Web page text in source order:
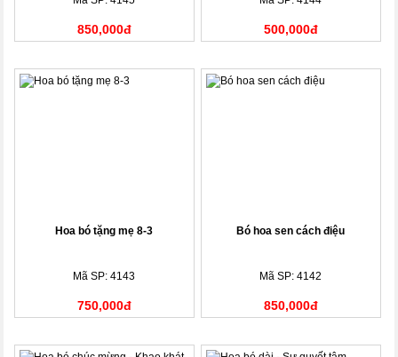
850,000đ 500,000đ
Hoa bó tặng mẹ 8-3
Mã SP: 4143
750,000đ
Bó hoa sen cách điệu
Mã SP: 4142
850,000đ